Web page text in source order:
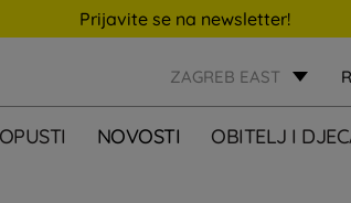
Prijavite se na newsletter!
ZAGREB EAST
NOVOSTI OBITELJ I